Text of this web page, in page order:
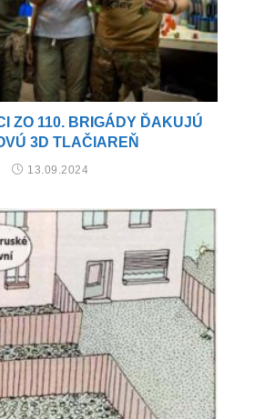
ZO 110. BRIGÁDY ĎAKUJÚ
3D TLAČIAREŇ
13.09.2024